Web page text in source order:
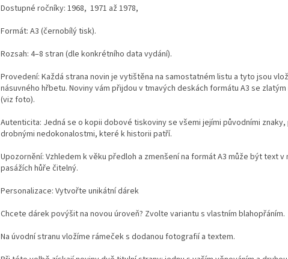
Dostupné ročníky: 1968, 1971 až 1978,
Formát: A3 (černobílý tisk).
Rozsah: 4–8 stran (dle konkrétního data vydání).
Provedení: Každá strana novin je vytištěna na samostatném listu a tyto jsou
násuvného hřbetu. Noviny vám přijdou v tmavých deskách formátu A3 se
(viz foto).
Autenticita: Jedná se o kopii dobové tiskoviny se všemi jejími původními znaky,
drobnými nedokonalostmi, které k historii patří.
Upozornění: Vzhledem k věku předloh a zmenšení na formát A3 může být text v
pasážích hůře čitelný.
Personalizace: Vytvořte unikátní dárek
Chcete dárek povýšit na novou úroveň? Zvolte variantu s vlastním blahopřáním.
Na úvodní stranu vložíme rámeček s dodanou fotografií a textem.